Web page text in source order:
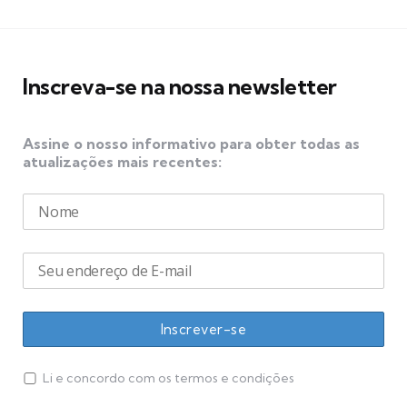
Inscreva-se na nossa newsletter
Assine o nosso informativo para obter todas as
atualizações mais recentes:
Li e concordo com os termos e condições